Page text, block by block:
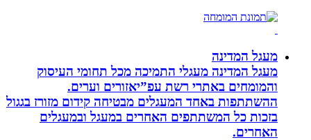
מעגל המדינה
מעגל המדינה מעגלי התמיכה מכל תחומי העיסוק
והמומחים באתרי רשת עפ”יאזורים וערים.
ההשתתפות באחד המעגלים מבטיחה קידום מזורז בגגול
בזכות כל המשתתפים האחרים במעגל ובמעגלים
האחרים.